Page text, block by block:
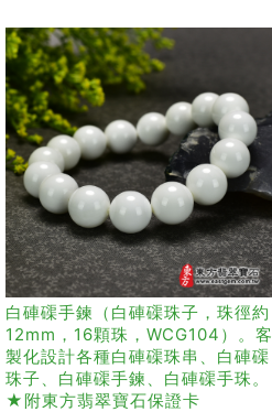
白硨磲手鍊（白硨磲珠子，珠徑約
12mm，16顆珠，WCG104）。客
製化設計各種白硨磲珠串、白硨磲
珠子、白硨磲手鍊、白硨磲手珠。
★附東方翡翠寶石保證卡